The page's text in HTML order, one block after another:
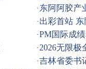
· 东阿阿胶产
· 出彩首站
·PM国际成
·2026无限极
动”计划！
·吉林省委书